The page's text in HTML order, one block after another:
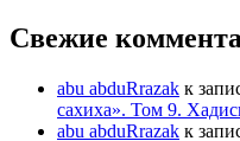
Свежие
abu abduRrazak к
сахиха». Том 9.
abu abduRrazak к